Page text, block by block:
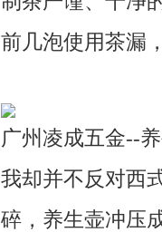
前几泡使用茶漏
广州凌成五金--
我却并不反对西
碎，养生壶冲压